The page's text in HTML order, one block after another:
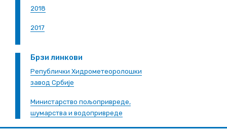
2018
2017
Брзи линкови
Републички Хидрометеоролошки
завод Србије
Министарство пољопривреде,
шумарства и водопривреде